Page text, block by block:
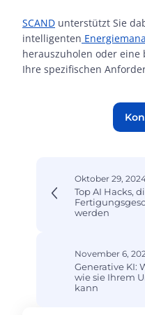
SCAND unterstützt Sie
intelligenten
herauszuholen oder
Ihre spezifischen
Oktober 29,
Top AI Hacks,
werden
November 6,
Generative KI:
wie sie Ihrem
kann